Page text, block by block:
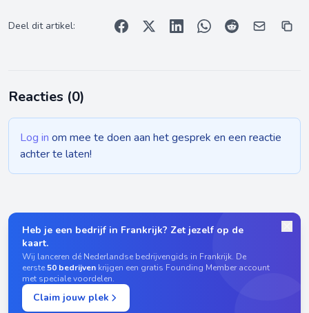
Deel dit artikel:
Reacties (0)
Log in om mee te doen aan het gesprek en een reactie
achter te laten!
Heb je een bedrijf in Frankrijk? Zet jezelf op de
kaart.
Wij lanceren dé Nederlandse bedrijvengids in Frankrijk. De
eerste50 bedrijven krijgen een gratis Founding Member account
met speciale voordelen.
Claim jouw plek